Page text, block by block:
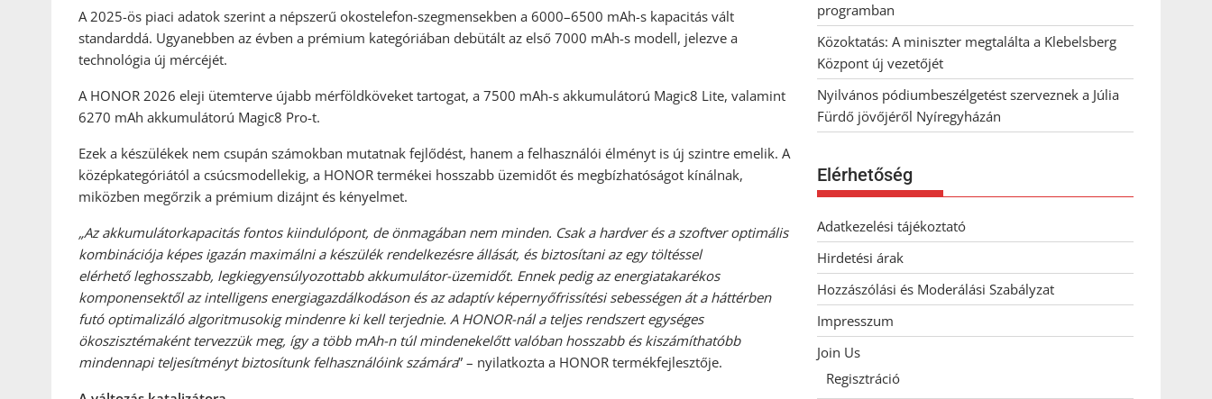
A 2025-ös piaci adatok szerint a népszerű okostelefon-szegmensekben a 6000–6500 mAh-s kapacitás vált
standarddá. Ugyanebben az évben a prémium kategóriában debütált az első 7000 mAh-s modell, jelezve a
technológia új mércéjét.
A HONOR 2026 eleji ütemterve újabb mérföldköveket tartogat, a 7500 mAh-s akkumulátorú Magic8 Lite, valamint
6270 mAh akkumulátorú Magic8 Pro-t.
Ezek a készülékek nem csupán számokban mutatnak fejlődést, hanem a felhasználói élményt is új szintre emelik. A
középkategóriától a csúcsmodellekig, a HONOR termékei hosszabb üzemidőt és megbízhatóságot kínálnak,
miközben megőrzik a prémium dizájnt és kényelmet.
„Az akkumulátorkapacitás fontos kiindulópont, de önmagában nem minden. Csak a hardver és a szoftver optimális
kombinációja képes igazán maximálni a készülék rendelkezésre állását, és biztosítani az egy töltéssel
elérhetőleghosszabb, legkiegyensúlyozottabb akkumulátor-üzemidőt. Ennek pedig az energiatakarékos
komponensektől az intelligens energiagazdálkodáson és az adaptív képernyőfrissítési sebességen át a háttérben
futó optimalizáló algoritmusokig mindenre ki kell terjednie. A HONOR-nál a teljes rendszert egységes
ökoszisztémaként tervezzük meg, így a több mAh-n túl mindenekelőtt valóban hosszabb és kiszámíthatóbb
mindennapi teljesítményt biztosítunk felhasználóink számára” – nyilatkozta a HONOR termékfejlesztője.
programban
Közoktatás: A miniszter megtalálta a Klebelsberg
Központ új vezetőjét
Nyilvános pódiumbeszélgetést szerveznek a Júlia
Fürdő jövőjéről Nyíregyházán
Elérhetőség
Adatkezelési tájékoztató
Hirdetési árak
Hozzászólási és Moderálási Szabályzat
Impresszum
Join Us
Regisztráció